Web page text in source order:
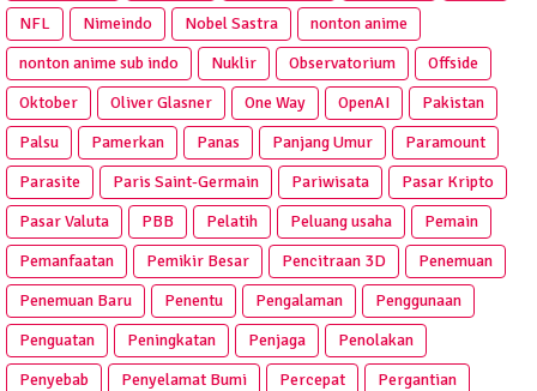
NFL
Nimeindo Nobel Sastra
nonton anime
nonton anime sub indo
Nuklir Observatorium
Offside
Oktober
Oliver Glasner One Way OpenAI
Pakistan
Palsu
Pamerkan Panas Panjang Umur
Paramount
Parasite
Paris Saint-Germain Pariwisata
Pasar Kripto
Pasar Valuta
PBB Pelatih Peluang usaha
Pemain
Pemanfaatan
Pemikir Besar Pencitraan 3D
Penemuan
Penemuan Baru
Penentu Pengalaman
Penggunaan
Penguatan
Peningkatan Penjaga
Penolakan
Penyebab
Penyelamat Bumi Percepat
Pergantian